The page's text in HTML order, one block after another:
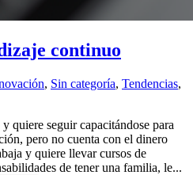
continuo
, Sin categoría, Tendencias,
quiere seguir capacitándose para
pero no cuenta con el dinero
y quiere llevar cursos de
de tener una familia, le...